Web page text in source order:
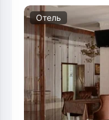
Отель